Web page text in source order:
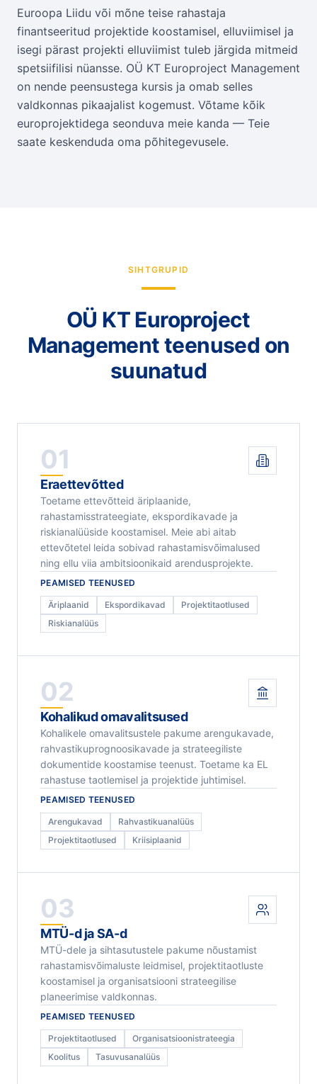
Euroopa Liidu või mõne teise rahastaja
finantseeritud projektide koostamisel, elluviimisel ja
isegi pärast projekti elluviimist tuleb järgida mitmeid
spetsiifilisi nüansse. OÜ KT Europroject Management
on nende peensustega kursis ja omab selles
valdkonnas pikaajalist kogemust. Võtame kõik
europrojektidega seonduva meie kanda — Teie
saate keskenduda oma põhitegevusele.
SIHTGRUPID
OÜ KT Europroject
Management teenused on
suunatud
01
Eraettevõtted
Toetame ettevõtteid äriplaanide,
rahastamisstrateegiate, ekspordikavade ja
riskianalüüside koostamisel. Meie abi aitab
ettevõtetel leida sobivad rahastamisvõimalused
ning ellu viia ambitsioonikaid arendusprojekte.
PEAMISED TEENUSED
Äriplaanid Ekspordikavad
Projektitaotlused
Riskianalüüs
02
Kohalikud omavalitsused
Kohalikele omavalitsustele pakume arengukavade,
rahvastikuprognoosikavade ja strateegiliste
dokumentide koostamise teenust. Toetame ka EL
rahastuse taotlemisel ja projektide juhtimisel.
PEAMISED TEENUSED
Arengukavad
Rahvastikuanalüüs
Projektitaotlused
Kriisiplaanid
03
MTÜ-d ja SA-d
MTÜ-dele ja sihtasutustele pakume nõustamist
rahastamisvõimaluste leidmisel, projektitaotluste
koostamisel ja organisatsiooni strateegilise
planeerimise valdkonnas.
PEAMISED TEENUSED
Projektitaotlused
Organisatsioonistrateegia
Koolitus
Tasuvusanalüüs